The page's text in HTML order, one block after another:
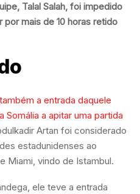
Talal Salah, foi impedido
mais de 10 horas retido
a entrada daquele
Somália a apitar uma partida
Artan foi considerado
estadunidenses ao
Miami, vindo de Istambul.
ele teve a entrada